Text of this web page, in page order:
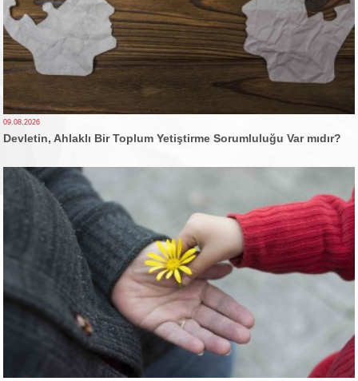
09.08.2026
Devletin, Ahlaklı Bir Toplum Yetiştirme Sorumluluğu Var mıdır?